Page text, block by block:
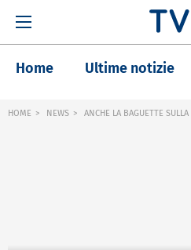
Home Ultime notizie
HOME NEWS ANCHE LA BAGUETTE